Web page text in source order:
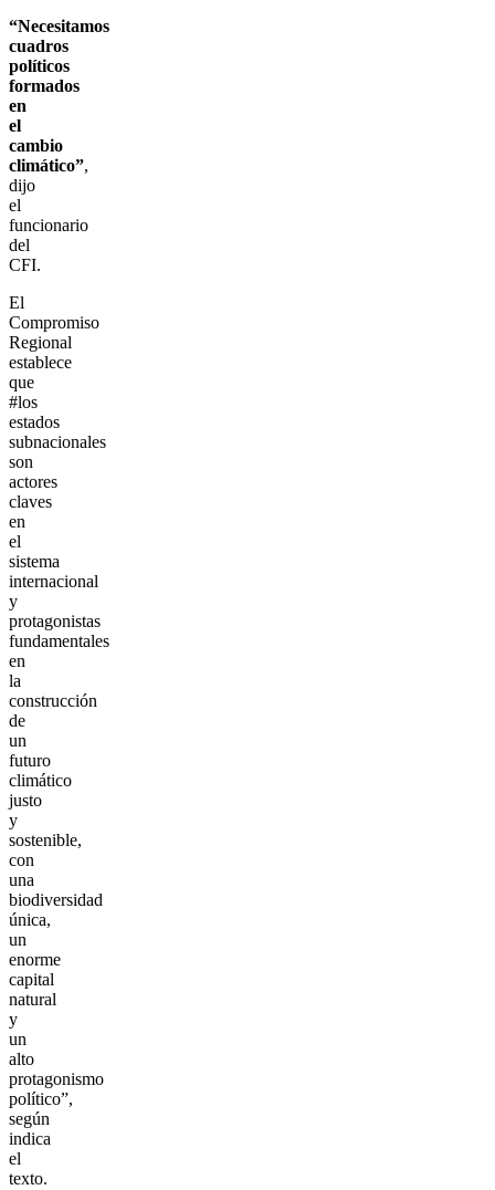
“Necesitamos
cuadros
políticos
formados
en
el
cambio
climático”,
dijo
el
funcionario
del
CFI.
El
Compromiso
Regional
establece
que
#los
estados
subnacionales
son
actores
claves
en
el
sistema
internacional
y
protagonistas
fundamentales
en
la
construcción
de
un
futuro
climático
justo
y
sostenible,
con
una
biodiversidad
única,
un
enorme
capital
natural
y
un
alto
protagonismo
político”,
según
indica
el
texto.